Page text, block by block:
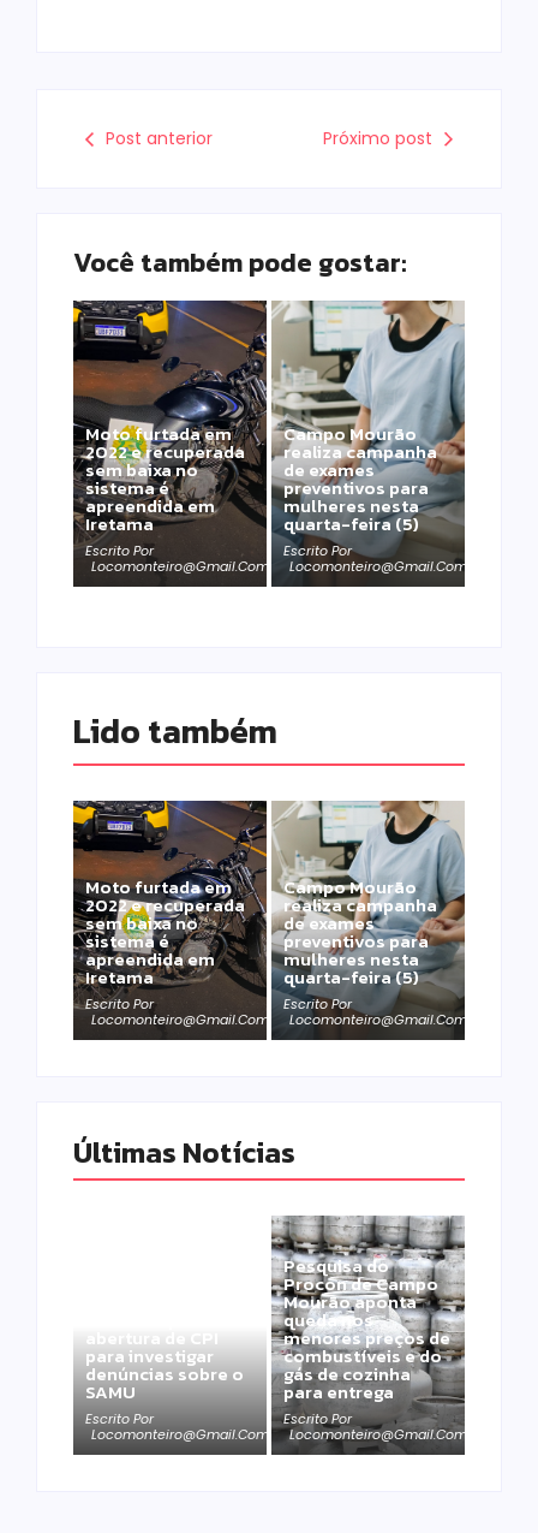
Post anterior Próximo post
Você também pode gostar:
Moto furtada em
2022 e recuperada
sem baixa no
sistema é
apreendida em
Iretama
Escrito Por
Locomonteiro@gmail.com
Campo Mourão
realiza campanha
de exames
preventivos para
mulheres nesta
quarta-feira (5)
Escrito Por
Locomonteiro@gmail.com
Lido também
Moto furtada em
2022 e recuperada
sem baixa no
sistema é
apreendida em
Iretama
Escrito Por
Locomonteiro@gmail.com
Campo Mourão
realiza campanha
de exames
preventivos para
mulheres nesta
quarta-feira (5)
Escrito Por
Locomonteiro@gmail.com
Últimas Notícias
abertura de CPI
para investigar
denúncias sobre o
SAMU
Escrito Por
Locomonteiro@gmail.com
Pesquisa do
Procon de Campo
Mourão aponta
queda nos
menores preços de
combustíveis e do
gás de cozinha
para entrega
Escrito Por
Locomonteiro@gmail.com